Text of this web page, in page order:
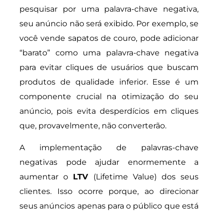
pesquisar por uma palavra-chave negativa,
seu anúncio não será exibido. Por exemplo, se
você vende sapatos de couro, pode adicionar
“barato” como uma palavra-chave negativa
para evitar cliques de usuários que buscam
produtos de qualidade inferior. Esse é um
componente crucial na otimização do seu
anúncio, pois evita desperdícios em cliques
que, provavelmente, não converterão.
A implementação de palavras-chave
negativas pode ajudar enormemente a
aumentar o LTV (Lifetime Value) dos seus
clientes. Isso ocorre porque, ao direcionar
seus anúncios apenas para o público que está